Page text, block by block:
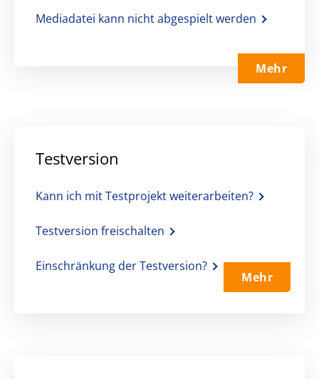
Mediadatei kann nicht abgespielt werden
Mehr
Testversion
Kann ich mit Testprojekt weiterarbeiten?
Testversion freischalten
Einschränkung der Testversion?
Mehr